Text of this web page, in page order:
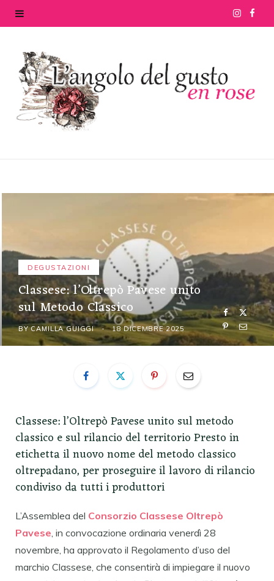
I
t e
DEGUSTAZIONI
Classese: l’Oltrepò Pavese unito
sul Metodo Classico
BY CAMILLA GUIGGI 18 DICEMBRE 2025
Classese: l’Oltrepò Pavese unito sul metodo
classico e sul rilancio del territorio Presto in
etichetta il nuovo nome del metodo classico
oltrepadano, per proseguire il lavoro di rilancio
condiviso da tutti i produttori
L’Assemblea del Consorzio Classese Oltrepò
Pavese , in convocazione ordinaria venerdì 28
novembre, ha approvato il Regolamento d’uso del
marchio Classese, che consentirà di impiegare il nuovo